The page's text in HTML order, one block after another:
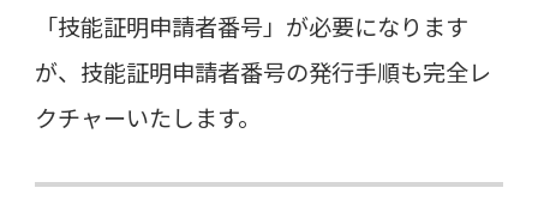
「技能証明申請者番号」が必要になります
が、技能証明申請者番号の発行手順も完全レ
クチャーいたします。